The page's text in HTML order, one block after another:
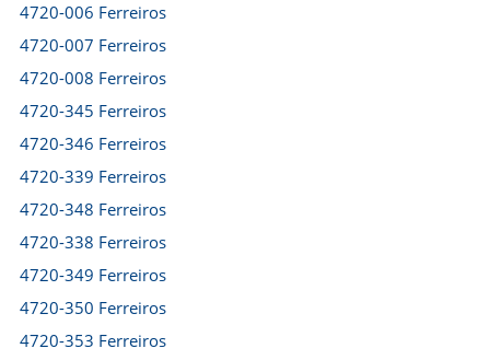
4720-006 Ferreiros
4720-007 Ferreiros
4720-008 Ferreiros
4720-345 Ferreiros
4720-346 Ferreiros
4720-339 Ferreiros
4720-348 Ferreiros
4720-338 Ferreiros
4720-349 Ferreiros
4720-350 Ferreiros
4720-353 Ferreiros